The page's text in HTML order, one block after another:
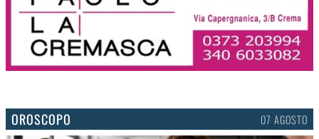
OROSCOPO 07 AGOSTO